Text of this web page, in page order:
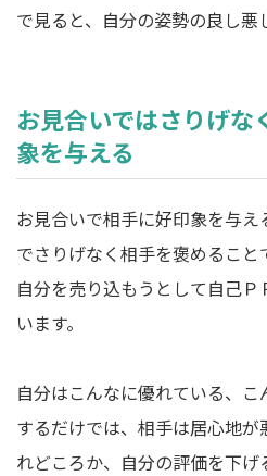
で見ると、自分の姿勢の良し悪
お見合いではさりげな
象を与える
お見合いで相手に好印象を与
でさりげなく相手を褒めるこ
自分を売り込もうとして自己
います。
自分はこんなに優れている、
するだけでは、相手は居心地
れどころか、自分の評価を下げ